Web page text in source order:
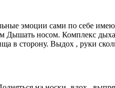
эмоции сами по себе
носом. Комплекс
в сторону. Выдох , руки